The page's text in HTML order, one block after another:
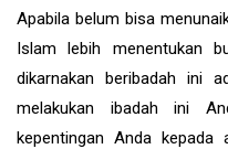
Apabila belum bisa
Islam lebih menentukan
dikarnakan beribadah ini
melakukan ibadah ini
kepentingan Anda kepada